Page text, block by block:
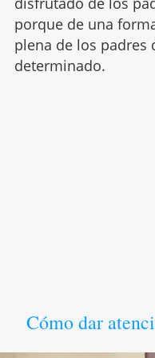
porque de una
plena de los
determinado.
Cómo dar